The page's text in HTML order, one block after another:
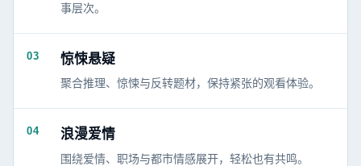
事层次。
03 惊悚悬疑
聚合推理、惊悚与反转题材，保持紧张的观看体验。
04 浪漫爱情
围绕爱情、职场与都市情感展开，轻松也有共鸣。